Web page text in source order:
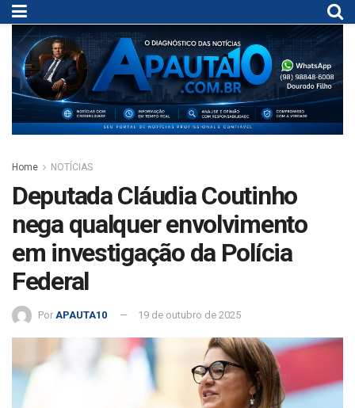
Home NOTÍCIAS
Deputada Cláudia Coutinho
nega qualquer envolvimento
em investigação da Polícia
Federal
Por APAUTA10 19 de outubro de 2025